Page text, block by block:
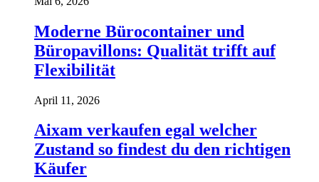
Moderne Bürocontainer und
Büropavillons: Qualität trifft auf
Flexibilität
April 11, 2026
Aixam verkaufen egal welcher
Zustand so findest du den richtigen
Käufer